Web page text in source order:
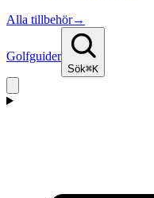
Alla tillbehör→
Golfguider
Sök⌘K